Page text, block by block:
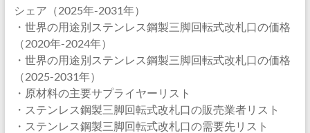
シェア（2025年-2031年）
・世界の用途別ステンレス鋼製三脚回転式改札口の価格
（2020年-2024年）
・世界の用途別ステンレス鋼製三脚回転式改札口の価格
（2025-2031年）
・原材料の主要サプライヤーリスト
・ステンレス鋼製三脚回転式改札口の販売業者リスト
・ステンレス鋼製三脚回転式改札口の需要先リスト